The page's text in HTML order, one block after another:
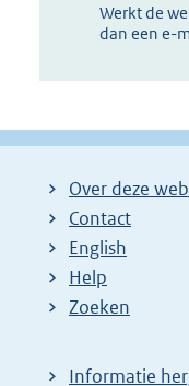
Werkt de
dan een e-
Over deze
Contact
English
Help
Zoeken
Informatie